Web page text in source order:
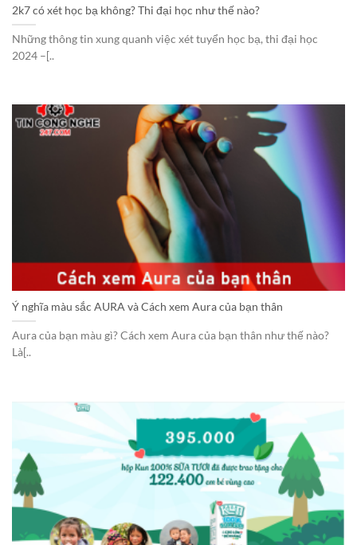
2k7 có xét học bạ không? Thi đại học như thế nào?
Những thông tin xung quanh việc xét tuyển học bạ, thi đại học
2024 –[..
Ý nghĩa màu sắc AURA và Cách xem Aura của bạn thân
Aura của bạn màu gì? Cách xem Aura của bạn thân như thế nào?
Là[..